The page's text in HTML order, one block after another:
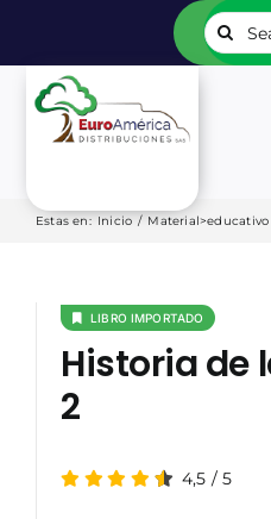
contenido
Buscar:
INICIO
EDITORIALES
Estas en: Inicio / Material>educativo
LIBRO IMPORTADO
Historia de
2
4,5 /5